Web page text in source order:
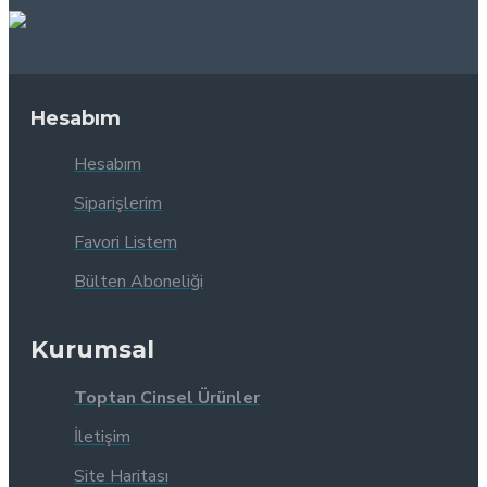
Hesabım
Hesabım
Siparişlerim
Favori Listem
Bülten Aboneliği
Kurumsal
Toptan Cinsel Ürünler
İletişim
Site Haritası